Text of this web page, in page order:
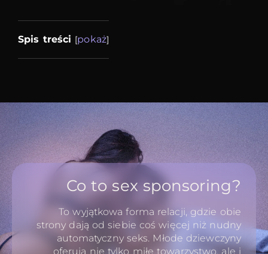
Spis treści [pokaż]
Co to sex sponsoring?
To wyjątkowa forma relacji, gdzie obie
strony dają od siebie coś więcej niż nudny
automatyczny seks. Młode dziewczyny
oferują nie tylko miłe towarzystwo, ale i